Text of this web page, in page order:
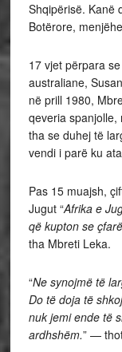
Shqipërisë. Kanë
Botërore,
17 vjet përpara
australiane,
në prill 1980,
qeveria spanjolle,
tha se duhej të
vendi i parë ku
Pas 15 muajsh,
Jugut “Afrika e
që kupton se
tha Mbreti Leka.
“Ne synojmë të
Do të doja të
nuk jemi ende të
ardhshëm.” —